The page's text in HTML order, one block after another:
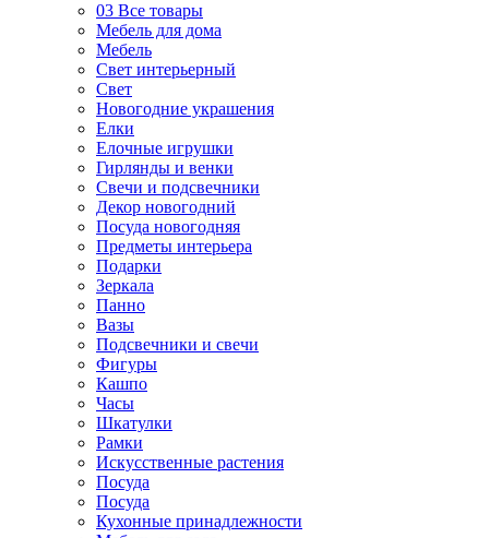
03 Все товары
Мебель для дома
Мебель
Свет интерьерный
Свет
Новогодние украшения
Елки
Елочные игрушки
Гирлянды и венки
Свечи и подсвечники
Декор новогодний
Посуда новогодняя
Предметы интерьера
Подарки
Зеркала
Панно
Вазы
Подсвечники и свечи
Фигуры
Кашпо
Часы
Шкатулки
Рамки
Искусственные растения
Посуда
Посуда
Кухонные принадлежности